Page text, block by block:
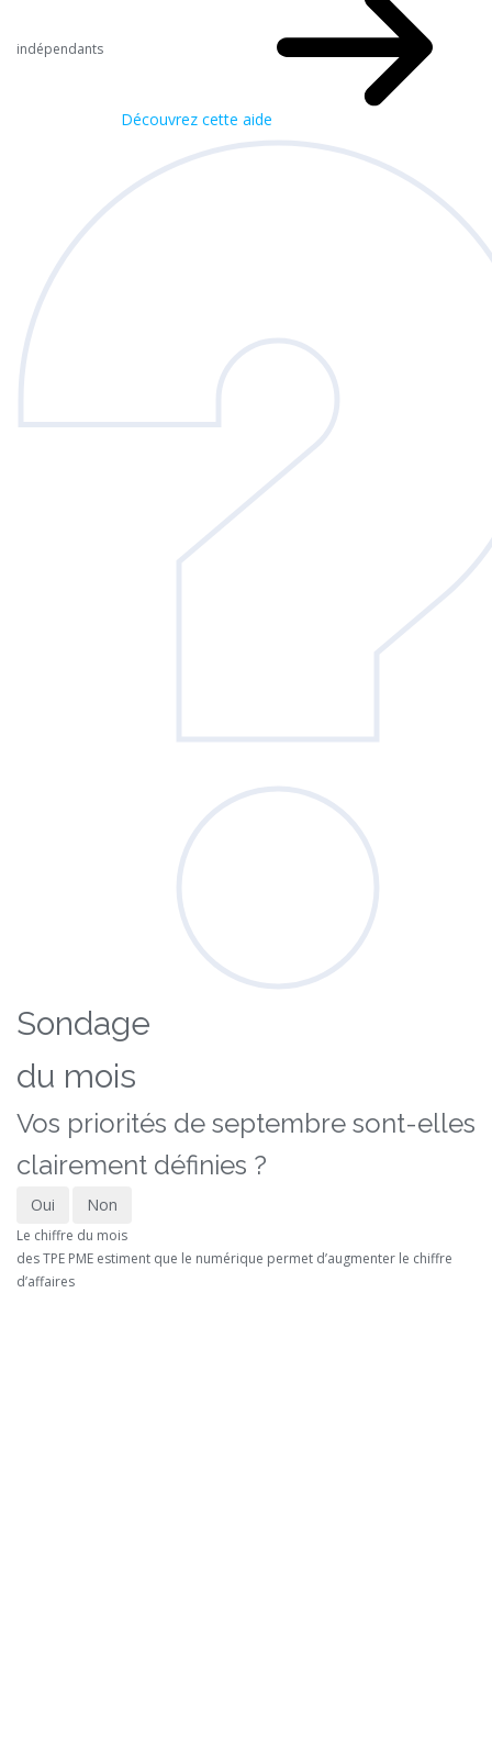
indépendants
Découvrez cette aide
Sondage
du mois
Vos priorités de septembre sont-elles
clairement définies ?
Oui Non
Le chiffre du mois
des TPE PME estiment que le numérique permet d’augmenter le chiffre
d’affaires